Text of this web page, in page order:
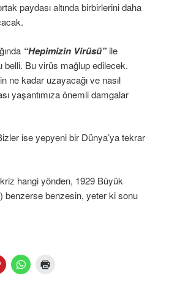
paydası altında birbirlerini daha
“Hepimizin Virüsü” ile
belli. Bu virüs mağlup edilecek.
ne kadar uzayacağı ve nasıl
yaşantımıza önemli damgalar
ise yepyeni bir Dünya’ya tekrar
hangi yönden, 1929 Büyük
benzerse benzesin, yeter ki sonu
P
i
W
h